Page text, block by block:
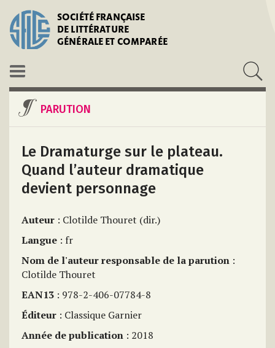
SOCIÉTÉ FRANÇAISE
DE LITTÉRATURE
GÉNÉRALE ET COMPARÉE
PARUTION
Le Dramaturge sur le plateau.
Quand l’auteur dramatique
devient personnage
Auteur : Clotilde Thouret (dir.)
Langue : fr
Nom de l'auteur responsable de la parution :
Clotilde Thouret
EAN13 : 978-2-406-07784-8
Éditeur : Classique Garnier
Année de publication : 2018